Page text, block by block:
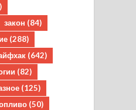
закон (84)
(288)
(642)
(82)
(125)
(50)